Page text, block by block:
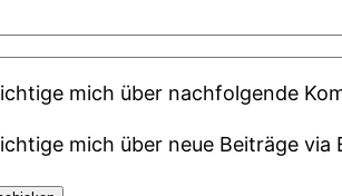
mich über nachfolgende
mich über neue Beiträge via